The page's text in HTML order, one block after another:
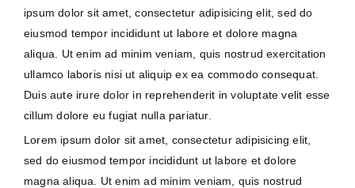
ipsum dolor sit amet, consectetur adipisicing elit, sed do
eiusmod tempor incididunt ut labore et dolore magna
aliqua. Ut enim ad minim veniam, quis nostrud exercitation
ullamco laboris nisi ut aliquip ex ea commodo consequat.
Duis aute irure dolor in reprehenderit in voluptate velit esse
cillum dolore eu fugiat nulla pariatur.
Lorem ipsum dolor sit amet, consectetur adipisicing elit,
sed do eiusmod tempor incididunt ut labore et dolore
magna aliqua. Ut enim ad minim veniam, quis nostrud